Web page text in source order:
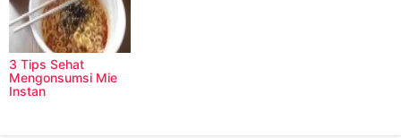
3 Tips Sehat
Mengonsumsi Mie
Instan